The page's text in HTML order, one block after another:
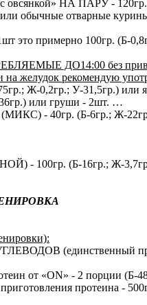
овсянкой» НА ПАРУ -
обычные отварные
это примерно 100гр. (Б-
ДО14:00 без
на желудок рекомендую
Ж-0,2гр.; У-31,5гр.) или
или груши - 2шт. …
- 40гр. (Б-6гр.; Ж-
- 100гр. (Б-16гр.; Ж-
(единственный
от «ON» - 2 порции (Б-
протеина -